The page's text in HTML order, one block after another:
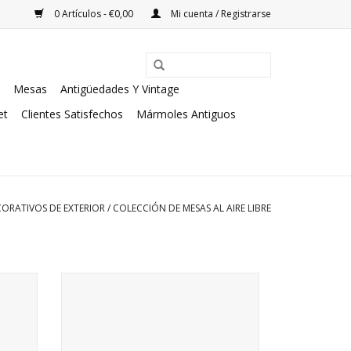
0 Artículos - €0,00 Mi cuenta / Registrarse
Mesas
Antigüedades Y Vintage
Clientes Satisfechos
Mármoles Antiguos
DE EXTERIOR/ COLECCIÓN DE MESAS AL AIRE LIBRE